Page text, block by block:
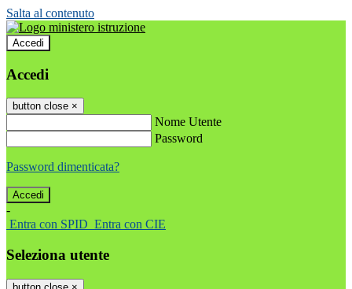
Salta al contenuto
Accedi
Accedi
button close ×
Nome Utente
Password
Password dimenticata?
-
Entra con SPID Entra con CIE
Seleziona utente